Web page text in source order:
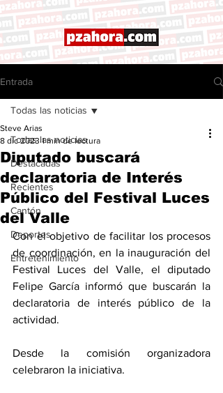
Entrada
Todas las noticias
Destacadas
Recientes
Cantón
Deportes
Entretenimiento
Todas las noticias
Diputado buscará
declaratoria de Interés
Público del Festival Luces
del Valle
Steve Arias
8 dic 2023 1 min de lectura
Con el objetivo de facilitar los procesos
de coordinación, en la inauguración del
Festival Luces del Valle, el diputado
Felipe García informó que buscarán la
declaratoria de interés público de la
actividad.
Desde la comisión organizadora
celebraron la iniciativa.